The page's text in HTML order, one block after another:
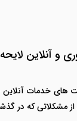
و آنلاین لایحه
های خدمات آنلاین
از مشکلاتی که در